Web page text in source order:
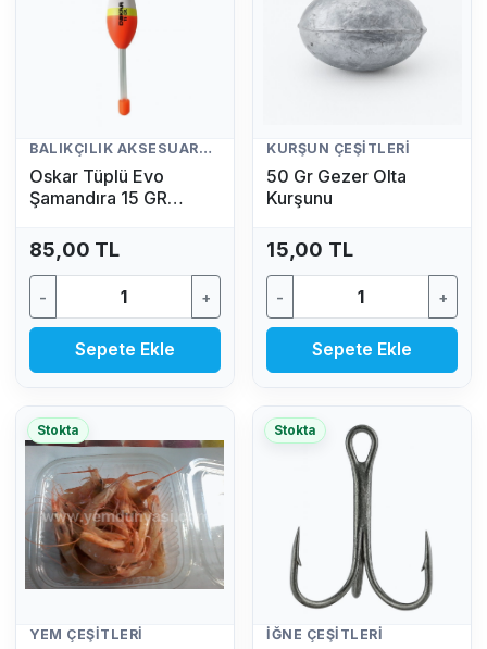
BALIKÇILIK AKSESUARLARI
Oskar Tüplü Evo
Şamandıra 15 GR
85,00 TL
- +
Sepete Ekle
KURŞUN ÇEŞITLERI
50 Gr Gezer Olta
Kurşunu
15,00 TL
- +
Sepete Ekle
Stokta
YEM ÇEŞITLERI
Stokta
İĞNE ÇEŞITLERI